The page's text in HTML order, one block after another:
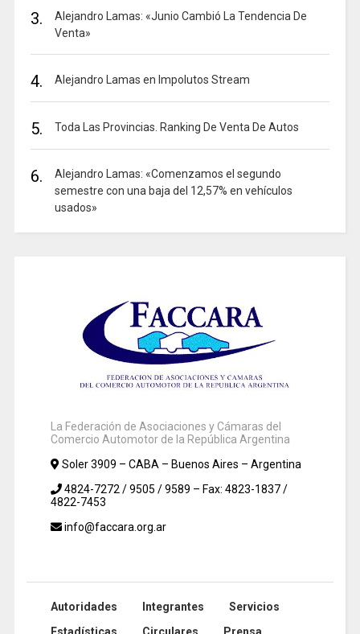
3.
Alejandro Lamas: «Junio Cambió La Tendencia De
Venta»
4. Alejandro Lamas en Impolutos Stream
5. Toda Las Provincias. Ranking De Venta De Autos
6.
Alejandro Lamas: «Comenzamos el segundo
semestre con una baja del 12,57% en vehículos
usados»
La Federación de Asociaciones y Cámaras del
Comercio Automotor de la República Argentina
Soler 3909 – CABA – Buenos Aires – Argentina
4824-7272 / 9505 / 9589 – Fax: 4823-1837 /
4822-7453
info@faccara.org.ar
Autoridades Integrantes
Servicios